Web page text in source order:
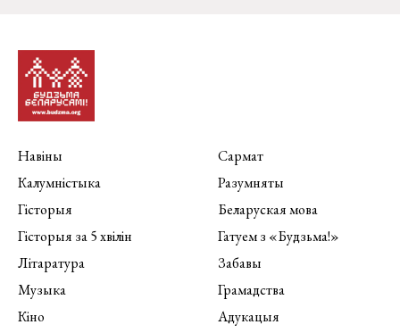
Навіны
Калумністыка
Гісторыя
Гісторыя за 5 хвілін
Літаратура
Музыка
Кіно
Сармат
Разумняты
Беларуская мова
Гатуем з «Будзьма!»
Забавы
Грамадства
Адукацыя